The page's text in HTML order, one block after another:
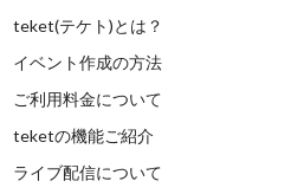
teket(テケト)とは？
イベント作成の方法
ご利用料金について
teketの機能ご紹介
ライブ配信について